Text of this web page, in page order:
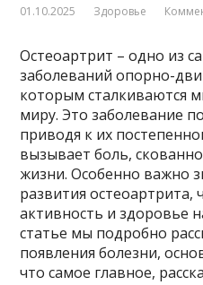
01.10.2025 Здоровье
Остеоартрит – одно из
заболеваний опорно-
которым сталкиваются
миру. Это заболевание
приводя к их
вызывает боль,
жизни. Особенно важно
развития остеоартрита,
активность и здоровье
статье мы подробно
появления болезни,
что самое главное,